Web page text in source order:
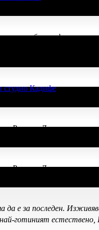
си грабеше оферти успя
студио Кадифе, защото е
Рожден Ден от целия
Рожден Ден от целия
е за последен.
готиният естествено,